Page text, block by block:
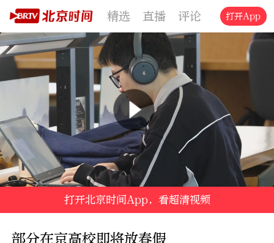
精选 直播 评论 交通 文旅
打开App
打开北京时间App，看超清视频
部分在京高校即将放春假